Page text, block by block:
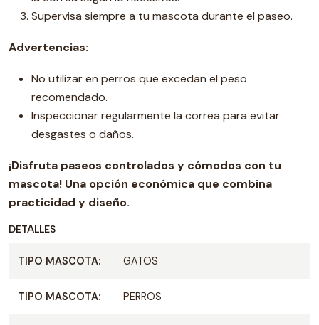
Supervisa siempre a tu mascota durante el paseo.
Advertencias:
No utilizar en perros que excedan el peso
recomendado.
Inspeccionar regularmente la correa para evitar
desgastes o daños.
¡Disfruta paseos controlados y cómodos con tu
mascota! Una opción económica que combina
practicidad y diseño.
DETALLES
TIPO MASCOTA: GATOS
TIPO MASCOTA: PERROS